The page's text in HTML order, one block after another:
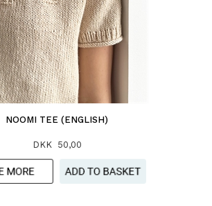
NOOMI TEE (ENGLISH)
DKK 50,00